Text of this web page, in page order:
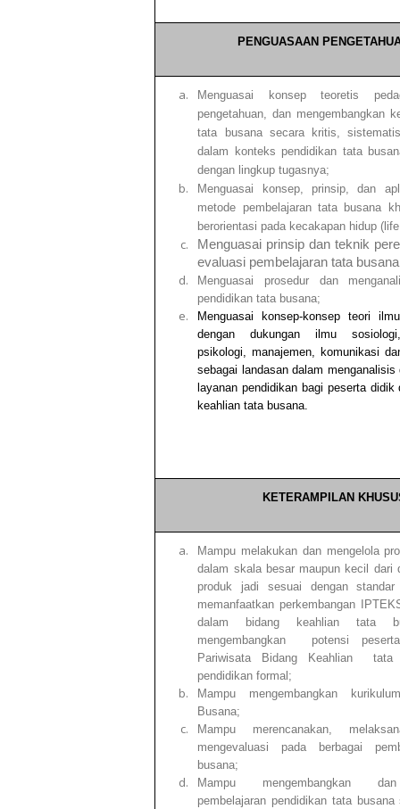
PENGUASAAN
Menguasai konsep teoretis
pengetahuan, dan mengembangkan
tata busana secara kritis,
dalam konteks pendidikan tata
dengan lingkup tugasnya;
Menguasai konsep, prinsip, dan
metode pembelajaran tata busana
berorientasi pada kecakapan hidup
Menguasai prinsip dan teknik
evaluasi pembelajaran tata
Menguasai prosedur dan
pendidikan tata busana;
Menguasai konsep-konsep teori
dengan dukungan ilmu
psikologi, manajemen, komunikasi
sebagai landasan dalam menganalisis
layanan pendidikan bagi peserta
keahlian tata busana.
KETERAMPILAN
Mampu melakukan dan mengelola
dalam skala besar maupun kecil dari
produk jadi sesuai dengan
memanfaatkan perkembangan
dalam bidang keahlian tata
mengembangkan potensi
Pariwisata Bidang Keahlian tata
pendidikan formal;
Mampu mengembangkan
Busana;
Mampu merencanakan,
mengevaluasi pada berbagai
busana;
Mampu mengembangkan
pembelajaran pendidikan tata busana